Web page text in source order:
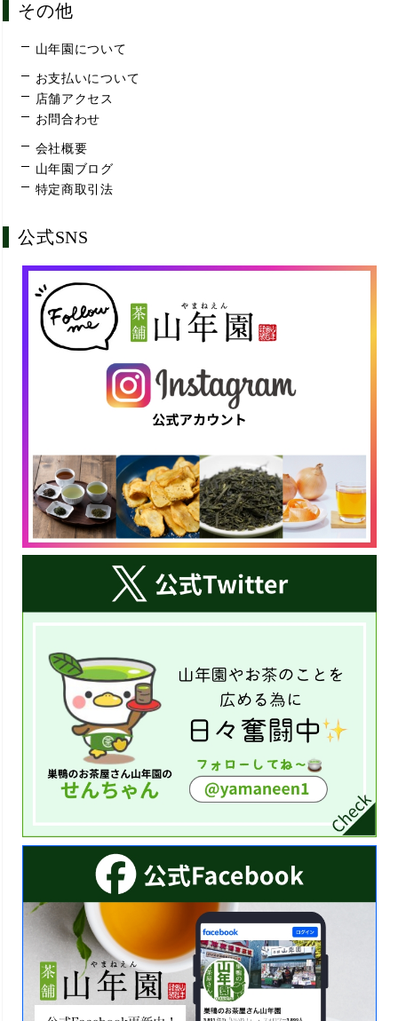
その他
山年園について
お支払いについて
店舗アクセス
お問合わせ
会社概要
山年園ブログ
特定商取引法
公式SNS